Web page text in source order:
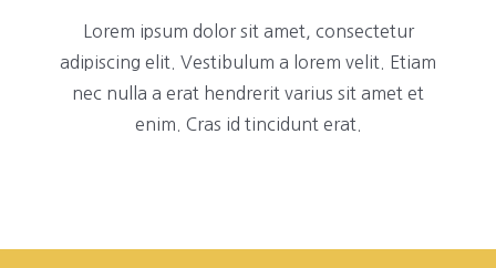
Lorem ipsum dolor sit amet, consectetur
adipiscing elit. Vestibulum a lorem velit. Etiam
nec nulla a erat hendrerit varius sit amet et
enim. Cras id tincidunt erat.